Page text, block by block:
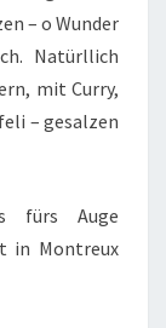
– o Wunder
Natürllich
mit Curry,
– gesalzen
fürs Auge
in Montreux